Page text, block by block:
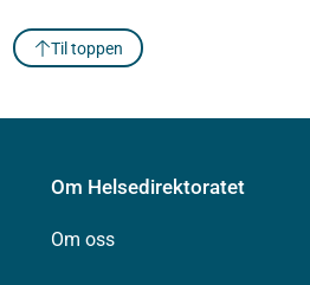
Til toppen
Om Helsedirektoratet
Om oss